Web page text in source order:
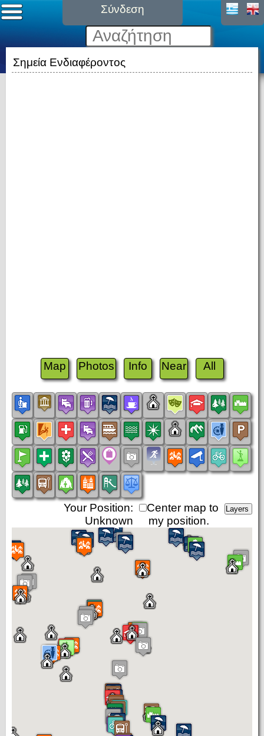
Σύνδεση
Σημεία Ενδιαφέροντος
Map Photos Info Near All
Center map to
my position.
Your Position:
Unknown